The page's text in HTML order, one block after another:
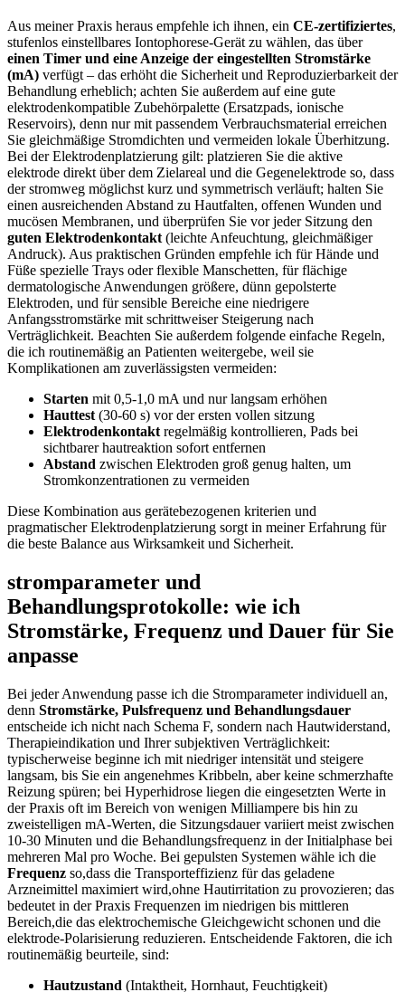
Aus meiner Praxis heraus empfehle ich ihnen, ein CE‑zertifiziertes,
stufenlos einstellbares Iontophorese‑Gerät zu wählen, das über
einen Timer ⁤und eine Anzeige der eingestellten Stromstärke
(mA) verfügt – das erhöht die Sicherheit und Reproduzierbarkeit der
Behandlung erheblich; achten Sie außerdem auf eine gute
elektrodenkompatible Zubehörpalette⁤ (Ersatzpads, ionische
Reservoirs), ⁢denn nur mit passendem Verbrauchsmaterial erreichen
Sie gleichmäßige Stromdichten und vermeiden lokale Überhitzung.
Bei der Elektrodenplatzierung gilt: ⁤platzieren Sie die aktive
elektrode direkt über dem Zielareal und die Gegenelektrode ‍so, dass
der stromweg möglichst kurz⁢ und symmetrisch verläuft; halten Sie
einen ausreichenden Abstand zu Hautfalten, offenen Wunden und
mucösen Membranen, und überprüfen Sie vor jeder Sitzung den
guten Elektrodenkontakt (leichte Anfeuchtung, gleichmäßiger
Andruck). Aus praktischen Gründen empfehle​ ich für⁤ Hände und
Füße⁣ spezielle Trays oder flexible Manschetten, ​für flächige
dermatologische Anwendungen größere, dünn gepolsterte​
Elektroden, und für sensible⁢ Bereiche eine niedrigere
Anfangsstromstärke mit schrittweiser Steigerung nach
Verträglichkeit. Beachten Sie außerdem ​folgende einfache Regeln,
die ich routinemäßig an Patienten weitergebe, weil sie
Komplikationen am zuverlässigsten vermeiden:
Starten mit 0,5-1,0 mA und nur langsam‌ erhöhen
Hauttest (30-60⁣ s) vor der ​ersten vollen sitzung
Elektrodenkontakt regelmäßig kontrollieren, Pads bei
sichtbarer hautreaktion sofort entfernen
Abstand zwischen Elektroden groß genug halten, um
Stromkonzentrationen zu vermeiden
Diese Kombination aus gerätebezogenen kriterien ​und
pragmatischer Elektrodenplatzierung ⁣sorgt in ‍meiner Erfahrung für
die ‌beste Balance ⁢aus Wirksamkeit‌ und Sicherheit.
stromparameter und
Behandlungsprotokolle: wie ich
Stromstärke, Frequenz ⁤und Dauer für Sie
anpasse
Bei jeder Anwendung passe ‍ich die Stromparameter individuell an,
⁤denn Stromstärke, Pulsfrequenz ⁣und Behandlungsdauer
entscheide ich nicht nach Schema F, sondern nach Hautwiderstand,⁤
Therapieindikation und Ihrer subjektiven Verträglichkeit:
typischerweise‌ beginne ich mit niedriger intensität und steigere
langsam, bis‍ Sie ein angenehmes Kribbeln, aber ⁤keine schmerzhafte
Reizung spüren; bei Hyperhidrose ⁣liegen die eingesetzten Werte in
der Praxis oft im‌ Bereich von wenigen Milliampere bis hin zu
‍zweistelligen mA-Werten, die Sitzungsdauer variiert meist‍ zwischen
10-30 Minuten und die‍ Behandlungsfrequenz ‍in der Initialphase bei
mehreren Mal pro Woche. Bei gepulsten Systemen wähle ich die
Frequenz so,dass die Transporteffizienz für das geladene
Arzneimittel maximiert wird,ohne⁣ Hautirritation zu provozieren; das
bedeutet in der Praxis Frequenzen im niedrigen bis mittleren⁤
Bereich,die das elektrochemische Gleichgewicht schonen ‍und⁢ die
elektrode-Polarisierung reduzieren. Entscheidende Faktoren, die ich
routinemäßig beurteile, sind:
Hautzustand ‌(Intaktheit, Hornhaut, Feuchtigkeit)